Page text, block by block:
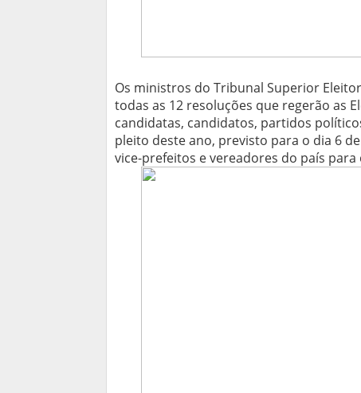
Os ministros do Tribunal Superior
todas as 12 resoluções que regerão as
candidatas, candidatos, partidos
pleito deste ano, previsto para o dia 6
vice-prefeitos e vereadores do país